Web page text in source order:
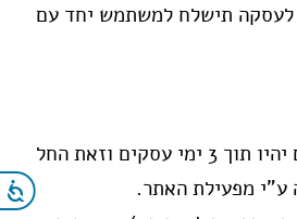
תישלח למשתמש יחד עם
זמני אספקת המוצרים יהיו תוך 3 ימי עסקים וזאת החל
ע”י מפעילת האתר.